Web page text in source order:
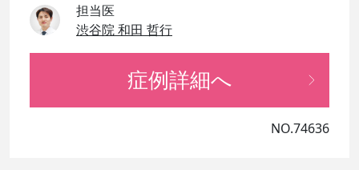
担当医
渋谷院 和田 哲行
症例詳細へ
NO.74636